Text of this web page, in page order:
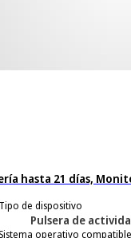
hasta 21 días,
Tipo de dispositivo
Pulsera de
Sistema operativo compatible